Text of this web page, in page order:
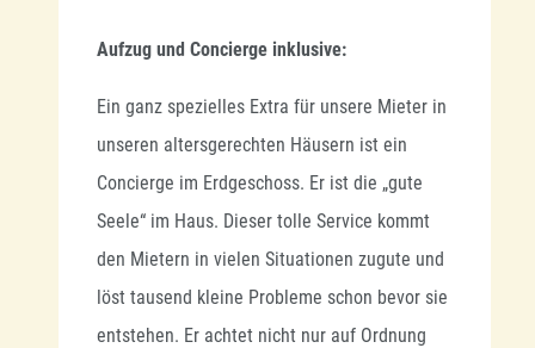
Aufzug und Concierge inklusive:
Ein ganz spezielles Extra für unsere Mieter in
unseren altersgerechten Häusern ist ein
Concierge im Erdgeschoss. Er ist die „gute
Seele“ im Haus. Dieser tolle Service kommt
den Mietern in vielen Situationen zugute und
löst tausend kleine Probleme schon bevor sie
entstehen. Er achtet nicht nur auf Ordnung